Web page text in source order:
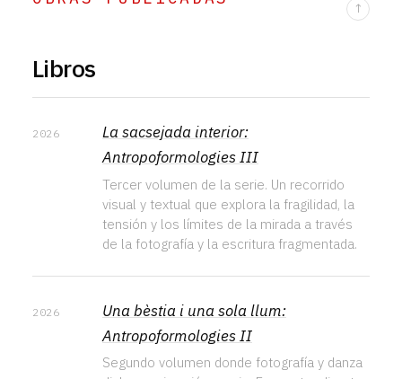
↑
Libros
2026
La sacsejada interior:
Antropoformologies III
Tercer volumen de la serie. Un recorrido
visual y textual que explora la fragilidad, la
tensión y los límites de la mirada a través
de la fotografía y la escritura fragmentada.
2026
Una bèstia i una sola llum:
Antropoformologies II
Segundo volumen donde fotografía y danza